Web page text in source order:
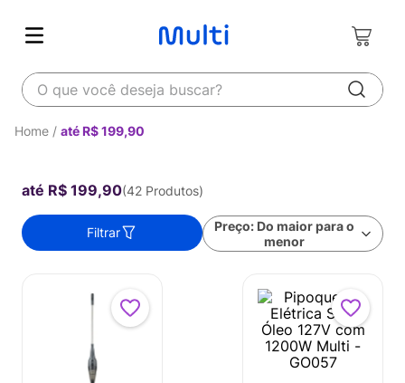
O que você deseja buscar?
até R$ 199,90
até R$ 199,90 42 Produtos
Preço: Do maior para o
menor
Filtrar